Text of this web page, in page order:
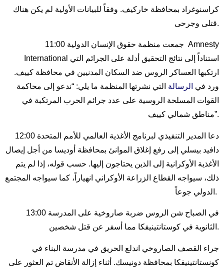
كراسنوغراد بمحافظة خاركيف. وفقاً للبيانات الأولية لم يكن هناك
قتلى وجرحى.
11:00 جمعت منظمة حقوق الإنسان الدولية Amnesty
International استناداً إلى نتائج التحقيق أدلة على الجرائم التي
ارتكبها العساكر الروس ضد السكان المدنيين في محافظة كييف.
ورد في الرسالة التي نشرتها المنظمة ما يلي: “ندعو إلى محاكمة
القوات المسلحة الروسية على عدد جرائم الحرب المرتكبة في
مناطق شمالي كييف”.
12:00 دعا المدير التنفيذي لبرنامج الأغذية العالمي للأمم المتحدة
دافيد بيسلي إلى رفع إغلاق الموانئ بمحافظة أوديسا من أجل إيصال
الأغذية الأوكرانية إلى الذين يحتاجون إليها. حسب قوله، إذا لم يتم
ذلك، سيواجه القطاع الزراعة الأوكراني انهياراً، كما سيواجه المجتمع
الدولي جوعاً.
13:00 في الصباح شن الروس ضربة صاروخية على المدرسة
الثانوية في كوستانتينيفكا مما أسفر عن قتل شخصين.
جراء القصف الصاروخي اندلع الحريق في مدرسة البناء في
كونستانتينيفكا بمحافظة دونيسك. أثناء إزالة الأنقاض تم العثور على